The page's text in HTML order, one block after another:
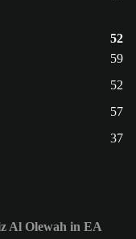
52
59
52
57
37
Al Olewah in EA